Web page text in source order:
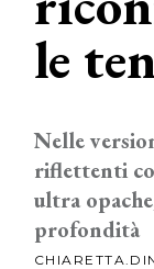
News
aziende
le
Nelle
riflettenti
ultra
profondità